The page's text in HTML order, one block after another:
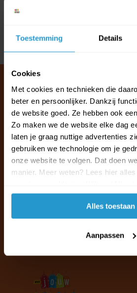
Toestemming Details
Cookies
Met cookies en technieken die
beter en persoonlijker. Dankzij
de website goed. Ze hebben ook
Zo maken we de website elke dag
laten je graag nuttige advertenties
gebruiken we technologie om je
onze website te volgen. Dat doen
manier. Meer weten? Lees hier
accepteren.
Alles toestaan
Aanpassen
Reviews
Klantenservice
Wij staan voor u klaar.
Ma t/m vr van 09:30 -
+31 (0)13 785 62 41
Naar de klantenservice & FAQ